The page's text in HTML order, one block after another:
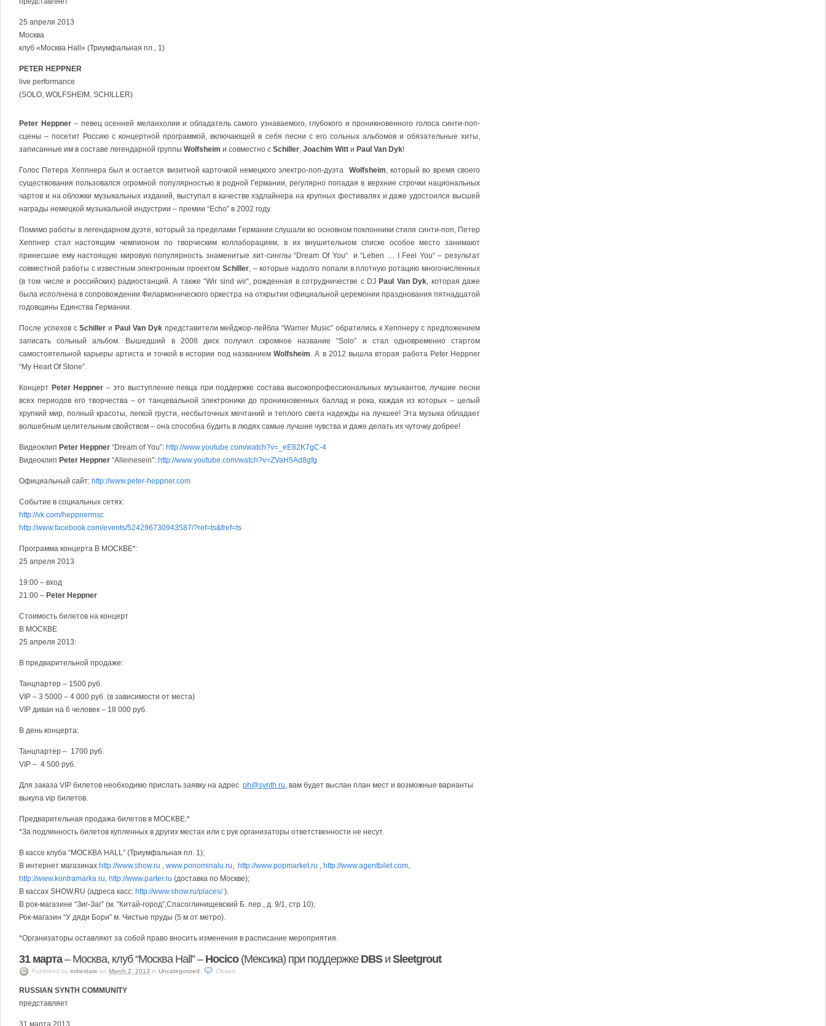
25 апреля 2013
Москва
клуб «Москва Hall» (Триумфальная пл., 1)
PETER HEPPNER
live performance
(SOLO, WOLFSHEIM, SCHILLER)
Peter Heppner– певец осенней меланхолии и обладатель самого узнаваемого, глубокого и проникновенного голоса синти-поп-
сцены – посетит Россию с концертной программой, включающей в себя песни с его сольных альбомов и обязательные хиты,
записанные им в составе легендарной группы Wolfsheim и совместно с Schiller, Joachim Witt и Paul Van Dyk!
Голос Петера Хеппнера был и остается визитной карточкой немецкого электро-поп-дуэта Wolfsheim, который во время своего
существования пользовался огромной популярностью в родной Германии, регулярно попадая в верхние строчки национальных
чартов и на обложки музыкальных изданий, выступал в качестве хэдлайнера на крупных фестивалях и даже удостоился высшей
награды немецкой музыкальной индустрии – премии “Echo” в 2002 году.
Помимо работы в легендарном дуэте, который за пределами Германии слушали во основном поклонники стиля синти-поп, Петер
Хеппнер стал настоящим чемпионом по творческим коллаборациям, в их внушительном списке особое место занимают
принесшие ему настоящую мировую популярность знаменитые хит-синглы “Dream Of You“ и “Leben … I Feel You“ – результат
совместной работы с известным электронным проектом Schiller, – которые надолго попали в плотную ротацию многочисленных
(в том числе и российских) радиостанций. А также “Wir sind wir“, рожденная в сотрудничестве с DJ Paul Van Dyk, которая даже
была исполнена в сопровождении Филармонического оркестра на открытии официальной церемонии празднования пятнадцатой
годовщины Единства Германии.
После успехов сSchiller и Paul Van Dykпредставители мейджор-лейбла “Warner Music” обратились к Хеппнеру с предложением
записать сольный альбом. Вышедший в 2008 диск получил скромное название “Solo” и стал одновременно стартом
самостоятельной карьеры артиста и точкой в истории под названиемWolfsheim. А в 2012 вышла вторая работа Peter Heppner
“My Heart Of Stone”.
Концерт Peter Heppner – это выступление певца при поддержке состава высокопрофессиональных музыкантов, лучшие песни
всех периодов его творчества – от танцевальной электроники до проникновенных баллад и рока, каждая из которых – целый
хрупкий мир, полный красоты, легкой грусти, несбыточных мечтаний и теплого света надежды на лучшее! Эта музыка обладает
волшебным целительным свойством – она способна будить в людях самые лучшие чувства и даже делать их чуточку добрее!
Видеоклип Peter Heppner “Dream of You”: http://www.youtube.com/watch?v=_eE82K7gC-4
Видеоклип Peter Heppner “Alleinesein”: http://www.youtube.com/watch?v=ZVaH5Ad8gfg
Официальный сайт: http://www.peter-heppner.com
Событие в социальных сетях:
http://vk.com/heppnermsc
http://www.facebook.com/events/524296730943587/?ref=ts&fref=ts
Программа концерта В МОСКВЕ*:
25 апреля 2013
19:00 – вход
21:00 – Peter Heppner
Стоимость билетов на концерт
В МОСКВЕ
25 апреля 2013:
В предварительной продаже:
Танцпартер – 1500 руб.
VIP – 3 5000 – 4 000 руб. (в зависимости от места)
VIP диван на 6 человек – 18 000 руб.
В день концерта:
Танцпартер – 1700 руб.
VIP – 4 500 руб.
Для заказа VIP билетов необходимо прислать заявку на адрес ph@synth.ru, вам будет выслан план мест и возможные варианты
выкупа vip билетов.
Предварительная продажа билетов в МОСКВЕ:*
*За подлинность билетов купленных в других местах или с рук организаторы ответственности не несут.
В кассе клуба “МОСКВА HALL” (Триумфальная пл. 1);
В интернет магазинах http://www.show.ru , www.ponominalu.ru, http://www.popmarket.ru , http://www.agentbilet.com,
http://www.kontramarka.ru, http://www.parter.ru (доставка по Москве);
В кассах SHOW.RU (адреса касс: http://www.show.ru/places/).
В рок-магазине “Зиг-Заг” (м. “Китай-город”,Спасоглинищевский Б. пер., д. 9/1, стр 10);
Рок-магазин “У дяди Бори” м. Чистые пруды (5 м от метро).
*Организаторы оставляют за собой право вносить изменения в расписание мероприятия.
31 марта– Москва, клуб “Москва Hall” – Hocico(Мексика) при поддержке DBSи Sleetgrout
Published by indiestate on March 2, 2013 in Uncategorized Closed
RUSSIAN SYNTH COMMUNITY
представляет
31 марта 2013